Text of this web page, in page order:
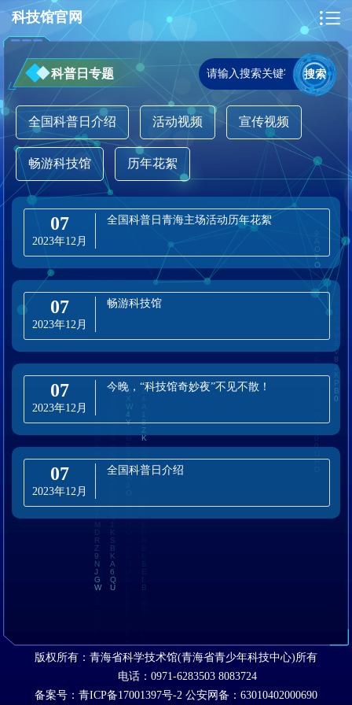
科技馆官网
科普日专题 搜索
全国科普日介绍 活动视频 宣传视频
畅游科技馆 历年花絮
07
2023年12月
全国科普日青海主场活动历年花絮
07
2023年12月
畅游科技馆
07
2023年12月
今晚，“科技馆奇妙夜”不见不散！
07
2023年12月
全国科普日介绍
版权所有：青海省科学技术馆(青海省青少年科技中心)所有
电话：0971-6283503 8083724
备案号：青ICP备17001397号-2 公安网备：63010402000690